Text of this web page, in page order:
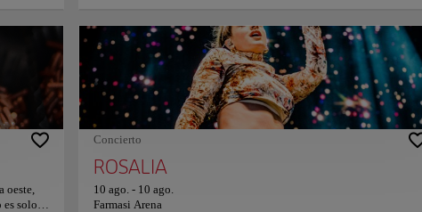
fue
de las
Este
en la
por sus colores blanco y negro y por la forma ondulada que recuerda
el movimiento del mar. La playa Copacabana es un importante lugar
de encuentro para los locales y brinda una vista preciosa de las
montañas que la rodean. Disfrute de una tarde tranquila mientras se
relaja en las aguas de esta espectacular playa.
oeste,
es solo el
Concierto
ROSALIA
10 ago. - 10 ago.
Farmasi Arena